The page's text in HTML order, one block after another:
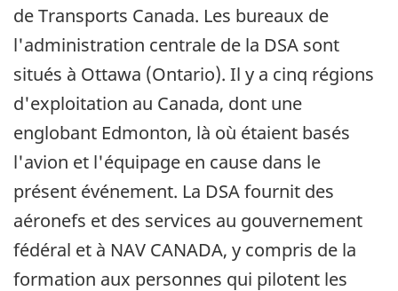
de Transports Canada. Les bureaux de
l'administration centrale de la DSA sont
situés à Ottawa (Ontario). Il y a cinq régions
d'exploitation au Canada, dont une
englobant Edmonton, là où étaient basés
l'avion et l'équipage en cause dans le
présent événement. La DSA fournit des
aéronefs et des services au gouvernement
fédéral et à NAV CANADA, y compris de la
formation aux personnes qui pilotent les